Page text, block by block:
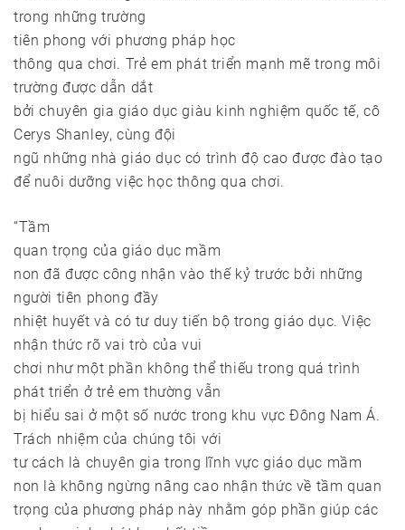
trong những trường
tiên phong với phương pháp học
thông qua chơi. Trẻ em phát triển mạnh mẽ trong môi
trường được dẫn dắt
bởi chuyên gia giáo dục giàu kinh nghiệm quốc tế, cô
Cerys Shanley, cùng đội
ngũ những nhà giáo dục có trình độ cao được đào tạo
để nuôi dưỡng việc học thông qua chơi.
“Tầm
quan trọng của giáo dục mầm
non đã được công nhận vào thế kỷ trước bởi những
người tiên phong đầy
nhiệt huyết và có tư duy tiến bộ trong giáo dục. Việc
nhận thức rõ vai trò của vui
chơi như một phần không thể thiếu trong quá trình
phát triển ở trẻ em thường vẫn
bị hiểu sai ở một số nước trong khu vực Đông Nam Á.
Trách nhiệm của chúng tôi với
tư cách là chuyên gia trong lĩnh vực giáo dục mầm
non là không ngừng nâng cao nhận thức về tầm quan
trọng của phương pháp này nhằm góp phần giúp các